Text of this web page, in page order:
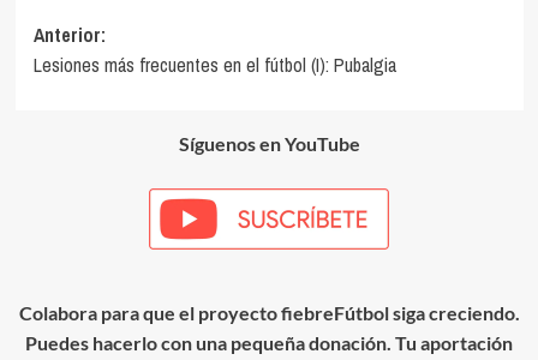
Navegación
de
Anterior:
Lesiones más frecuentes en el fútbol (I): Pubalgia
Síguenos en YouTube
Colabora para que el proyecto fiebreFútbol siga creciendo.
Puedes hacerlo con una pequeña donación. Tu aportación